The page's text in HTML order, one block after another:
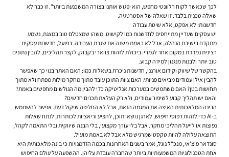
לכך שכאשר לקוח רלוונטי מחפש, הוא יפגוש אותנו בצורה המשכנעת ביותר”. זו כבר לא
שאלה טכנית בלבד. זו שאלה של אסטרטגיה.
חדשנות: לא אפקט, אלא שיטת עבודה
יש עסקים שעדיין מתייחסים לחדשנות כמו לקישוט. משהו שמצטלם טוב במצגת, נשמע
מתקדם בישיבת הנהלה, אבל לא באמת משנה את שגרת העבודה. בפועל, חדשנות עסקית
רצינית נמדדת במקום אחר לגמרי: ביכולת לזהות צווארי בקבוק, לקצר תהליכים, להבין נתונים
טוב יותר ולבנות מנגנון למידה קבוע.
בהקשר של שיווק וקידום אורגני, חדשנות ניכרת בשאלות כמו: האם האתר בנוי כך שאפשר
להבין אילו עמודים מביאים פניות? האם צוות התוכן עובד מתוך מחקר מילות מפתח ולא מתוך
תחושות בטן? האם משתמשים במערכות אנליטיקה כדי להבין מה הגולשים מחפשים באמת?
והאם יש תהליך קבוע לשיפור עמודים, ולא רק העלאת תכנים חדשים?
הבינה המלאכותית האיצה את המגמה הזאת, אבל לא החליפה שיקול דעת. אפשר להשתמש
ב-AI כדי לזהות דפוסי חיפוש, לארגן נושאי תוכן, להציע וריאציות לכותרות, לנתח שאלות
נפוצות או לייעל תהליכי מחקר. אבל בלי עורך מקצועי, בלי הבנה שיווקית ובלי התאמה לקהל,
התוצאה עלולה להיות טקסט שמרגיש מלא אבל לא באמת מועיל.
סונדאר פיצ'אי, מנכ"ל גוגל, אמר בשנים האחרונות בכמה הזדמנויות כי בינה מלאכותית היא
אחת הטכנולוגיות המשמעותיות ביותר שהחברה עובדת עליהן. ההשפעה על עולם החיפוש